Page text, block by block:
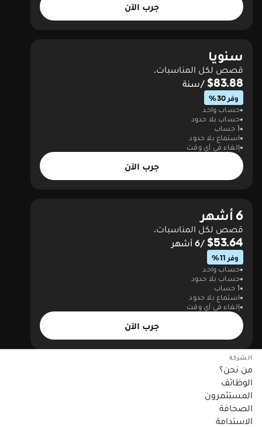
جرب الآن
سنويا
قصص لكل المناسبات.
$83.88 /سنة
وفر 30%
حساب واحد
حساب بلا حدود
1 حساب
استماع بلا حدود
إلغاء في أي وقت
جرب الآن
6 أشهر
قصص لكل المناسبات.
$53.64 /6 أشهر
وفر 11%
حساب واحد
حساب بلا حدود
1 حساب
استماع بلا حدود
إلغاء في أي وقت
جرب الآن
الشركة
من نحن؟
الوظائف
المستثمرون
الصحافة
الاستدامة